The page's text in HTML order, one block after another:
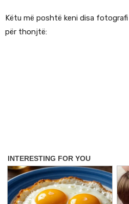
Këtu më poshtë keni disa
për thonjtë: